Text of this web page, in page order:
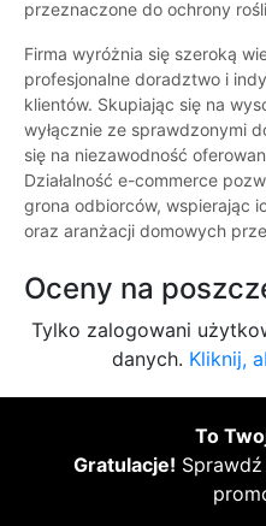
przeznaczone do ochrony
Firma wyróżnia się szeroką
profesjonalne doradztwo i
klientów. Skupiając się na
wyłącznie ze sprawdzonymi
się na niezawodność
Działalność e-commerce
grona odbiorców, wspierając
oraz aranżacji domowych
Oceny na
Tylko zalogowani
danych. Kliknij,
To
Gratulacje!